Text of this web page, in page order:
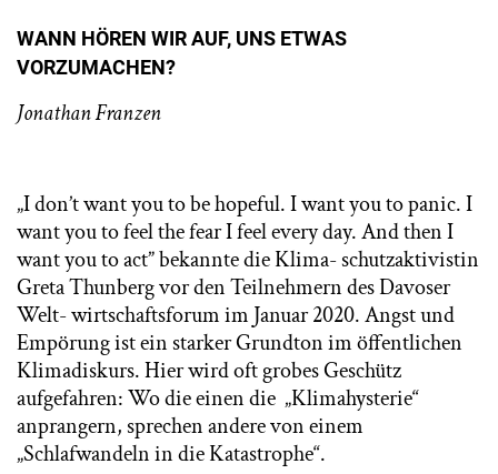
WANN HÖREN WIR AUF, UNS ETWAS
VORZUMACHEN?
Jonathan Franzen
„I don’t want you to be hopeful. I want you to panic. I
want you to feel the fear I feel every day. And then I
want you to act” bekannte die Klima- schutzaktivistin
Greta Thunberg vor den Teilnehmern des Davoser
Welt- wirtschaftsforum im Januar 2020. Angst und
Empörung ist ein starker Grundton im öffentlichen
Klimadiskurs. Hier wird oft grobes Geschütz
aufgefahren: Wo die einen die „Klimahysterie“
anprangern, sprechen andere von einem
„Schlafwandeln in die Katastrophe“.